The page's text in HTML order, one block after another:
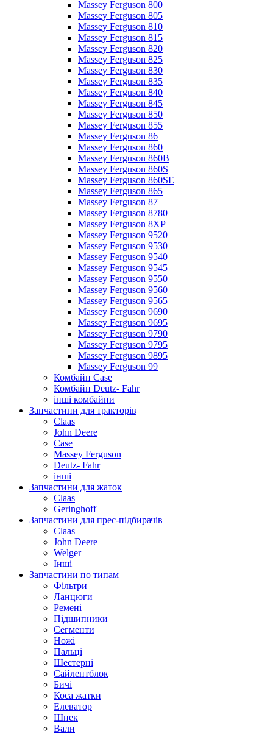
Massey Ferguson 800
Massey Ferguson 805
Massey Ferguson 810
Massey Ferguson 815
Massey Ferguson 820
Massey Ferguson 825
Massey Ferguson 830
Massey Ferguson 835
Massey Ferguson 840
Massey Ferguson 845
Massey Ferguson 850
Massey Ferguson 855
Massey Ferguson 86
Massey Ferguson 860
Massey Ferguson 860B
Massey Ferguson 860S
Massey Ferguson 860SE
Massey Ferguson 865
Massey Ferguson 87
Massey Ferguson 8780
Massey Ferguson 8XP
Massey Ferguson 9520
Massey Ferguson 9530
Massey Ferguson 9540
Massey Ferguson 9545
Massey Ferguson 9550
Massey Ferguson 9560
Massey Ferguson 9565
Massey Ferguson 9690
Massey Ferguson 9695
Massey Ferguson 9790
Massey Ferguson 9795
Massey Ferguson 9895
Massey Ferguson 99
Комбайн Case
Комбайн Deutz- Fahr
інші комбайни
Запчастини для тракторів
Claas
John Deere
Case
Massey Ferguson
Deutz- Fahr
інші
Запчастини для жаток
Claas
Geringhoff
Запчастини для прес-підбирачів
Claas
John Deere
Welger
Інші
Запчастини по типам
Фільтри
Ланцюги
Ремені
Підшипники
Сегменти
Ножі
Пальці
Шестерні
Сайлентблок
Бичі
Коса жатки
Елеватор
Шнек
Вали